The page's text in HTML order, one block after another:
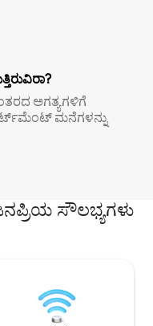
ಅಗತ್ಯಗಳಿಗೆ
ಮನೆಗಳನ್ನು
ಸೌಲಭ್ಯಗಳು